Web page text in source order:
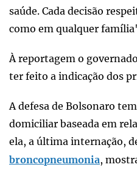
saúde. Cada decisão
como em qualquer
À reportagem o
ter feito a indicação dos
A defesa de Bolsonaro
domiciliar baseada em
ela, a última internação,
broncopneumonia,